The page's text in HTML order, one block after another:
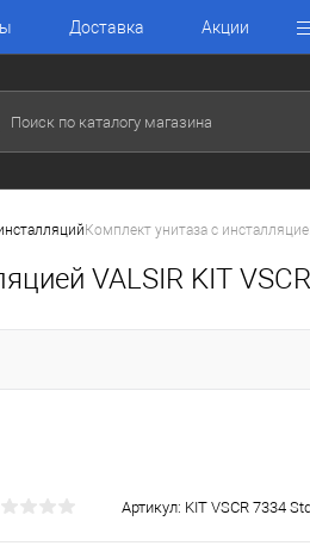
Доставка Акции
Комплект унитаза с
VALSIR KIT
Артикул: KIT VSCR 7334